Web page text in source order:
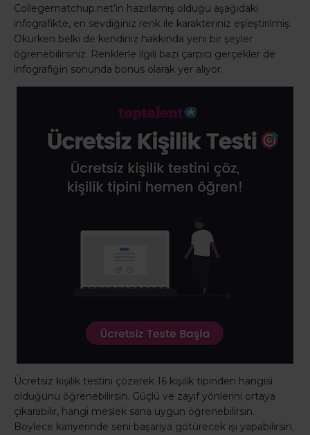
Collegematchup.net’in hazırlamış olduğu aşağıdaki
infografikte, en sevdiğiniz renk ile karakteriniz eşleştirilmiş.
Okurken belki de kendiniz hakkında yeni bir şeyler
öğrenebilirsiniz. Renklerle ilgili bazı çarpıcı gerçekler de
infografiğin sonunda bonus olarak yer alıyor.
Ücretsiz kişilik testini çözerek 16 kişilik tipinden hangisi
olduğunu öğrenebilirsin. Güçlü ve zayıf yönlerini ortaya
çıkarabilir, hangi meslek sana uygun öğrenebilirsin.
Böylece kariyerinde seni başarıya götürecek işi yapabilirsin.